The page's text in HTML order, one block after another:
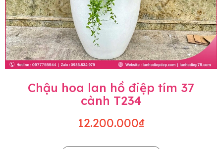
Chậu hoa lan hồ điệp tím 37
cành T234
12.200.000₫